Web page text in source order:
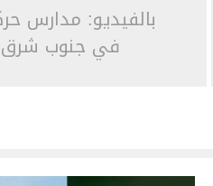
بالفيديو: مدارس
في جنوب شرق